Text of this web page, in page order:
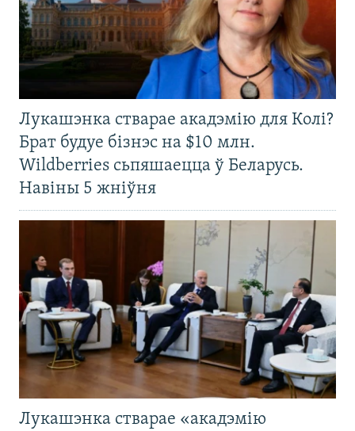
Лукашэнка стварае акадэмію для Колі?
Брат будуе бізнэс на $10 млн.
Wildberries сьпяшаецца ў Беларусь.
Навіны 5 жніўня
Лукашэнка стварае «акадэмію